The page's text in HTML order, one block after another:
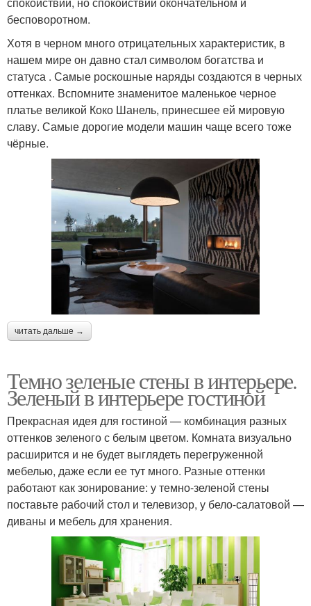
бесповоротном.
Хотя в черном много отрицательных характеристик, в
нашем мире он давно стал символом богатства и
статуса . Самые роскошные наряды создаются в черных
оттенках. Вспомните знаменитое маленькое черное
платье великой Коко Шанель, принесшее ей мировую
славу. Самые дорогие модели машин чаще всего тоже
чёрные.
читать дальше →
Темно зеленые стены в интерьере.
Зеленый в интерьере гостиной
Прекрасная идея для гостиной — комбинация разных
оттенков зеленого с белым цветом. Комната визуально
расширится и не будет выглядеть перегруженной
мебелью, даже если ее тут много. Разные оттенки
работают как зонирование: у темно-зеленой стены
поставьте рабочий стол и телевизор, у бело-салатовой —
диваны и мебель для хранения.